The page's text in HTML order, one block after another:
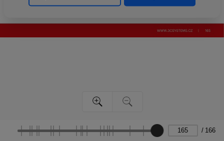
/ 166